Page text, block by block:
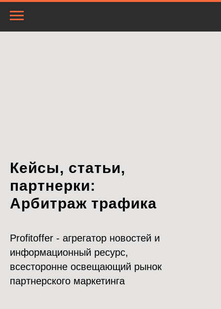
Кейсы, статьи,
партнерки:
Арбитраж трафика
Profitoffer - агрегатор новостей и
информационный ресурс,
всесторонне освещающий рынок
партнерского маркетинга